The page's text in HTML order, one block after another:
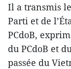
Il a transmis
Parti et de
PCdoB,
du PCdoB et
passée du